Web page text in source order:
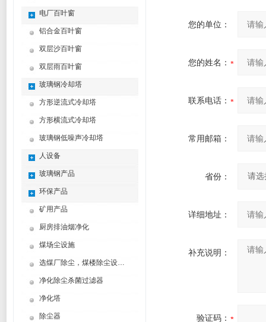
电厂百叶窗
铝合金百叶窗
双层沙百叶窗
双层雨百叶窗
玻璃钢冷却塔
方形逆流式冷却塔
方形横流式冷却塔
玻璃钢低噪声冷却塔
人设备
玻璃钢产品
环保产品
矿用产品
厨房排油烟净化
煤场尘设施
选煤厂除尘，煤楼除尘设计制造方案
净化除尘杀菌过滤器
净化塔
除尘器
您的单位：
您的姓名：
联系电话：
常用邮箱：
省份：
详细地址：
补充说明：
验证码：